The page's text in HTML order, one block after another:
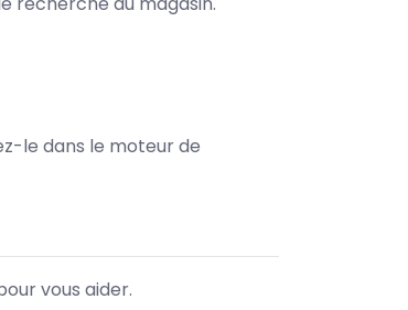
le dans le moteur de
vous aider.